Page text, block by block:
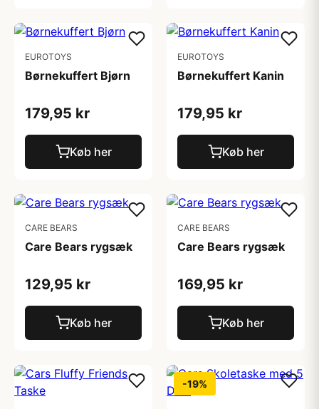
EUROTOYS
Børnekuffert Bjørn
179,95 kr
Køb her
EUROTOYS
Børnekuffert Kanin
179,95 kr
Køb her
CARE BEARS
Care Bears rygsæk
129,95 kr
Køb her
CARE BEARS
Care Bears rygsæk
169,95 kr
Køb her
-19%